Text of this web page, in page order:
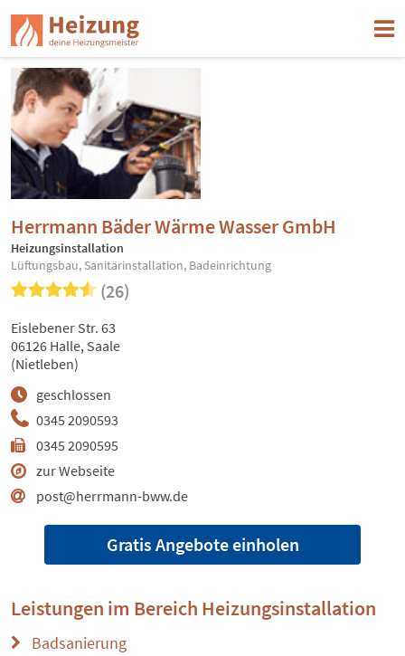
Herrmann Bäder Wärme Wasser GmbH
Heizungsinstallation
Lüftungsbau, Sanitärinstallation, Badeinrichtung
(26)
0345 2090593
0345 2090595
zur Webseite
post@herrmann-bww.de
geschlossen
Eislebener Str. 63
06126 Halle, Saale
(Nietleben)
Gratis Angebote einholen
Leistungen im Bereich Heizungsinstallation
Badsanierung